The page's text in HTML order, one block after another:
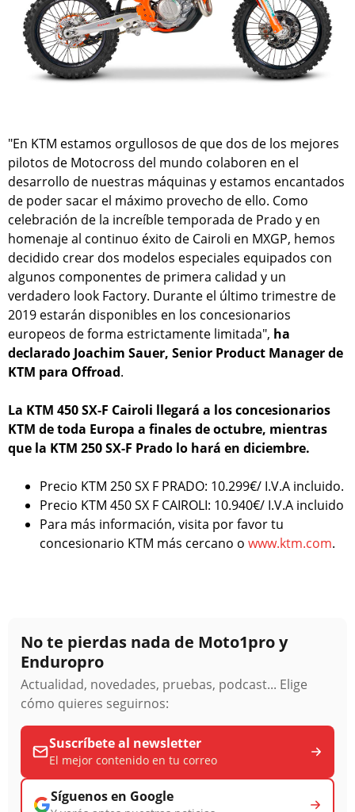
"En KTM estamos orgullosos de que dos de los mejores
pilotos de Motocross del mundo colaboren en el
desarrollo de nuestras máquinas y estamos encantados
de poder sacar el máximo provecho de ello. Como
celebración de la increíble temporada de Prado y en
homenaje al continuo éxito de Cairoli en MXGP, hemos
decidido crear dos modelos especiales equipados con
algunos componentes de primera calidad y un
verdadero look Factory. Durante el último trimestre de
2019 estarán disponibles en los concesionarios
europeos de forma estrictamente limitada", ha
declarado Joachim Sauer, Senior Product Manager de
KTM para Offroad.
La KTM 450 SX-F Cairoli llegará a los concesionarios
KTM de toda Europa a finales de octubre, mientras
que la KTM 250 SX-F Prado lo hará en diciembre.
Precio KTM 250 SX F PRADO: 10.299€/ I.V.A incluido.
Precio KTM 450 SX F CAIROLI: 10.940€/ I.V.A incluido
Para más información, visita por favor tu
concesionario KTM más cercano o www.ktm.com.
No te pierdas nada de Moto1pro y
Enduropro
Actualidad, novedades, pruebas, podcast... Elige
cómo quieres seguirnos:
Suscríbete al newsletter
El mejor contenido en tu correo
Síguenos en Google